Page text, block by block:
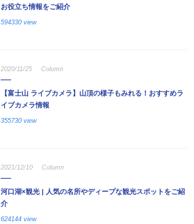
お役立ち情報をご紹介
594330 view
2020/11/25 Column
【富士山 ライブカメラ】山頂の様子もみれる！おすすめラ
イブカメラ情報
355730 view
2021/12/10 Column
河口湖×観光 | 人気の名所やディープな観光スポットをご紹
介
624144 view